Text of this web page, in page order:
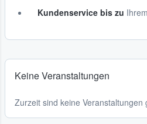
Kundenservice bis zu
Keine Veranstaltungen
Zurzeit sind keine Veranstaltungen